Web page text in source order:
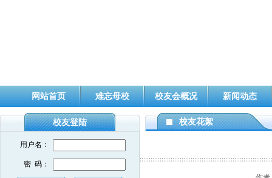
网站首页 难忘母校 校友会概况 新闻动态
校友登陆
用户名：
密 码：
校友花絮